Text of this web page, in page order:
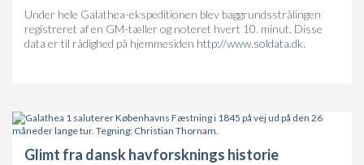
Under hele Galathea-ekspeditionen blev baggrundsstrålingen
registreret af en GM-tæller og noteret hvert 10. minut. Disse
data er til rådighed på hjemmesiden http://www.soldata.dk.
Glimt fra dansk havforsknings historie